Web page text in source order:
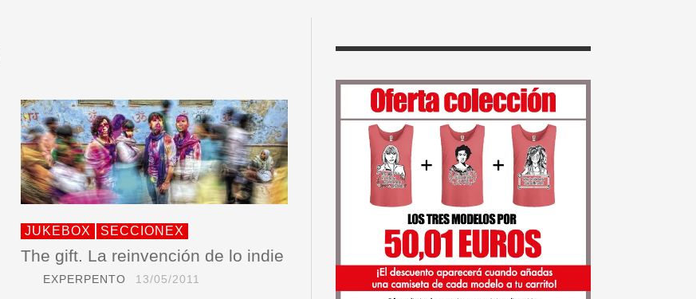
JUKEBOX SECCIONEX
The gift. La reinvención de lo indie
EXPERPENTO 13/05/2011